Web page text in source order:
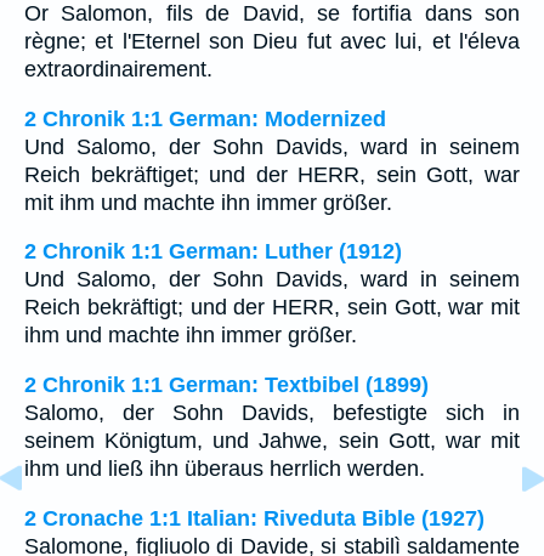
Or Salomon, fils de David, se fortifia dans son
règne; et l'Eternel son Dieu fut avec lui, et l'éleva
extraordinairement.
2 Chronik 1:1 German: Modernized
Und Salomo, der Sohn Davids, ward in seinem
Reich bekräftiget; und der HERR, sein Gott, war
mit ihm und machte ihn immer größer.
2 Chronik 1:1 German: Luther (1912)
Und Salomo, der Sohn Davids, ward in seinem
Reich bekräftigt; und der HERR, sein Gott, war mit
ihm und machte ihn immer größer.
2 Chronik 1:1 German: Textbibel (1899)
Salomo, der Sohn Davids, befestigte sich in
seinem Königtum, und Jahwe, sein Gott, war mit
ihm und ließ ihn überaus herrlich werden.
2 Cronache 1:1 Italian: Riveduta Bible (1927)
Salomone, figliuolo di Davide, si stabilì saldamente